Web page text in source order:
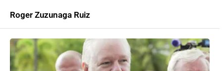
Roger Zuzunaga Ruiz